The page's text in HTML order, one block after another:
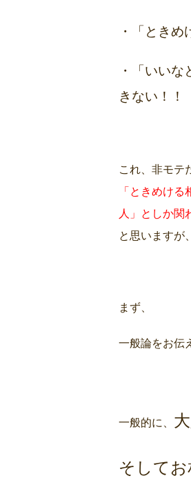
・「とき
・「いい
きない！！
これ、非モテ
「ときめけ
人」としか関
と思いますが、
まず、
一般論をお伝
一般的に、
そしてお